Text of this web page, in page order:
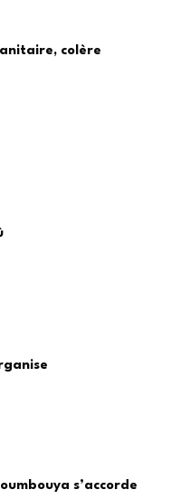
colère
s’accorde